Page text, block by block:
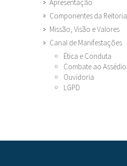
Apresentação
Componentes da Reitoria
Missão, Visão e Valores
Canal de Manifestações
Ética e Conduta
Combate ao Assédio
Ouvidoria
LGPD